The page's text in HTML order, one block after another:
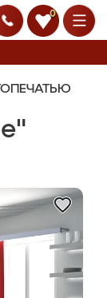
0